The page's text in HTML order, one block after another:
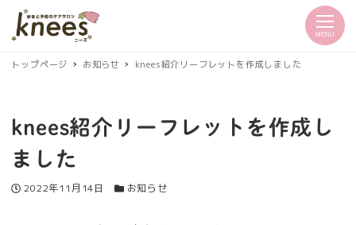
MENU
トップページ お知らせ knees紹介リーフレットを作成しました
knees紹介リーフレットを作成し
ました
投稿日
2022年11月14日 カテゴリー
お知らせ